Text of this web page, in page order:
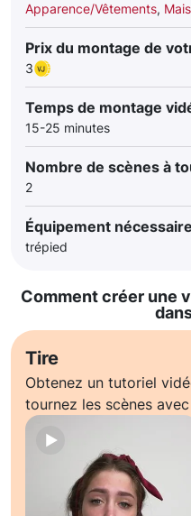
Apparence/Vêtements,
Prix du montage de
3
Temps de montage
15-25 minutes
Nombre de scènes à
2
Équipement
trépied
Comment créer une
Tire
Obtenez un tutoriel
tournez les scènes